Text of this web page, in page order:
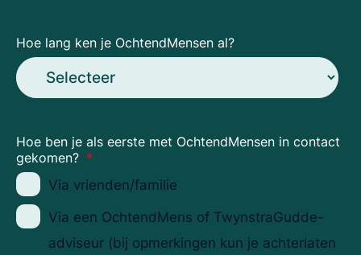
Hoe lang ken je OchtendMensen al?
Hoe ben je als eerste met OchtendMensen in contact
gekomen? *
Via vrienden/familie
Via een OchtendMens of TwynstraGudde-
adviseur (bij opmerkingen kun je achterlaten